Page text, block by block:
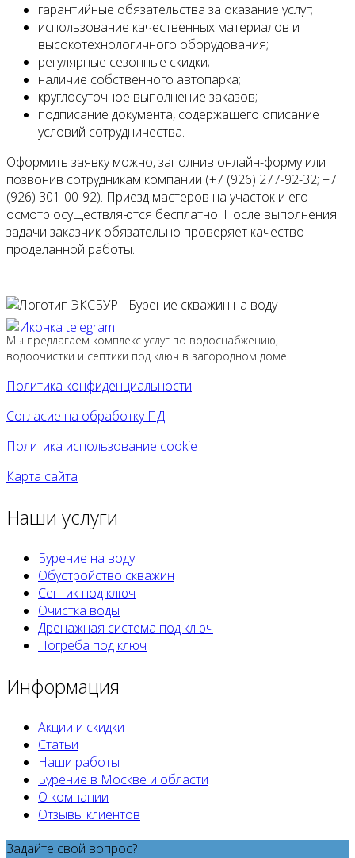
гарантийные обязательства за оказание услуг;
использование качественных материалов и
высокотехнологичного оборудования;
регулярные сезонные скидки;
наличие собственного автопарка;
круглосуточное выполнение заказов;
подписание документа, содержащего описание
условий сотрудничества.
Оформить заявку можно, заполнив онлайн-форму или
позвонив сотрудникам компании (+7 (926) 277-92-32; +7
(926) 301-00-92). Приезд мастеров на участок и его
осмотр осуществляются бесплатно. После выполнения
задачи заказчик обязательно проверяет качество
проделанной работы.
Мы предлагаем комплекс услуг по водоснабжению,
водоочистки и септики под ключ в загородном доме.
Политика конфиденциальности
Согласие на обработку ПД
Политика использование cookie
Карта сайта
Наши услуги
Бурение на воду
Обустройство скважин
Септик под ключ
Очистка воды
Дренажная система под ключ
Погреба под ключ
Информация
Акции и скидки
Статьи
Наши работы
Бурение в Москве и области
О компании
Отзывы клиентов
Задайте свой вопрос?